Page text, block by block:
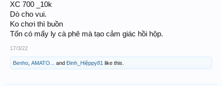
XC 700 _10k
Dò cho vui.
Ko chơi thì buồn
Tốn có mấy ly cà phê mà tạo cảm giác hồi hộp.
17/3/22
Benho AMATO... and Đinh_Hiệppy81 like this.